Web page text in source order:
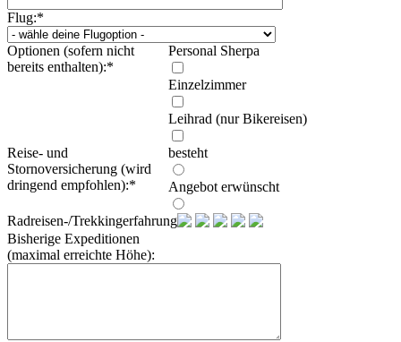
Flug:*
Optionen (sofern nicht
bereits enthalten):*
Personal Sherpa
Einzelzimmer
Leihrad (nur Bikereisen)
Reise- und
Stornoversicherung (wird
dringend empfohlen):*
besteht
Angebot erwünscht
Radreisen-/Trekkingerfahrung:
Bisherige Expeditionen
(maximal erreichte Höhe):